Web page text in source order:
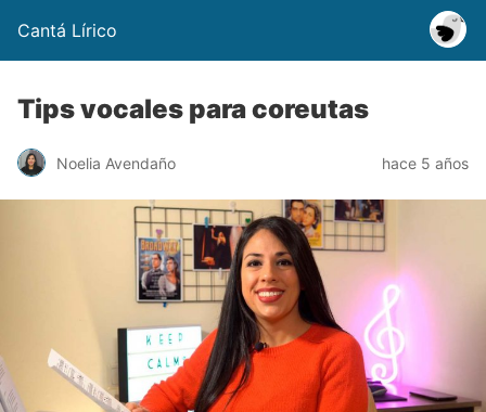
Cantá Lírico
Tips vocales para coreutas
Noelia Avendaño hace 5 años